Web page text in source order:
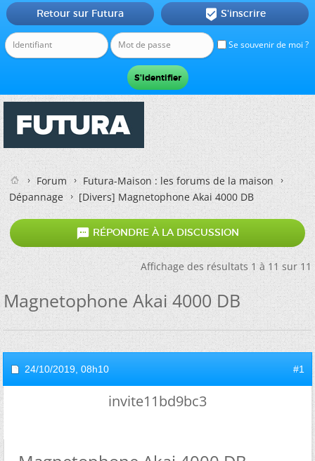
Se souvenir de moi ?
Retour sur Futura  S'inscrire
Forum
Futura-Maison : les forums de la maison
Dépannage
[Divers]Magnetophone Akai 4000 DB
 RÉPONDRE À LA DISCUSSION
Affichage des résultats 1 à 11 sur 11
Magnetophone Akai 4000 DB
24/10/2019, 08h10 #1
invite11bd9bc3